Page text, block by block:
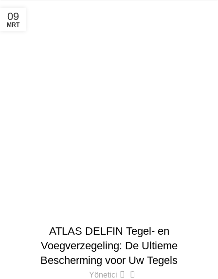
09
MRT
ATLAS DELFIN Tegel- en
Voegverzegeling: De Ultieme
Bescherming voor Uw Tegels
Yönetici 0